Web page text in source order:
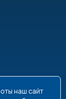
наш сайт